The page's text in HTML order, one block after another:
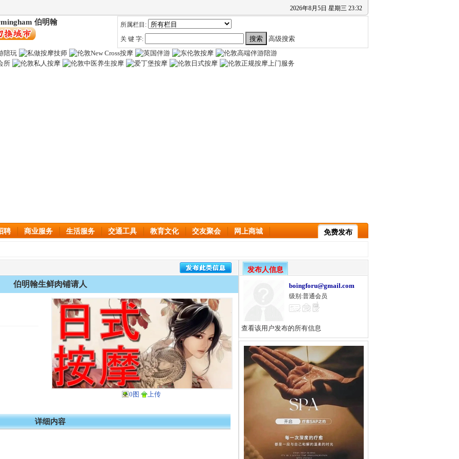
2026年8月 5日 星期三 23:32
伯明翰
所属栏目:
关 键 字:
高级搜索
聘 商业服务 生活服务 交通工具 教育文化 交友聚会 网上商城 免费发布
伯明翰生鲜肉铺请人
0图 上传
详细内容
发布人信息
boingforu@gmail.com
级别:普通会员
查看该用户发布的所有信息